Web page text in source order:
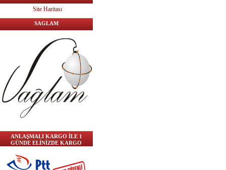
Site Haritası
SAGLAM
ANLAŞMALI KARGO İLE 1
GÜNDE ELİNİZDE KARGO